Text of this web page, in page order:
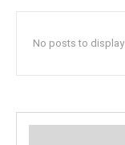
No posts to display